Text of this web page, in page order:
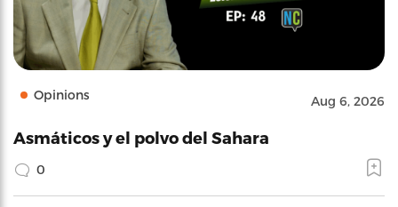
Opinions Aug 6, 2026
Asmáticos y el polvo del Sahara
0